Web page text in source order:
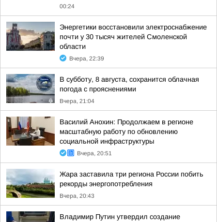
00:24
Энергетики восстановили электроснабжение
почти у 30 тысяч жителей Смоленской
области
Вчера, 22:39
В субботу, 8 августа, сохранится облачная
погода с прояснениями
Вчера, 21:04
Василий Анохин: Продолжаем в регионе
масштабную работу по обновлению
социальной инфраструктуры
Вчера, 20:51
Жара заставила три региона России побить
рекорды энергопотребления
Вчера, 20:43
Владимир Путин утвердил создание